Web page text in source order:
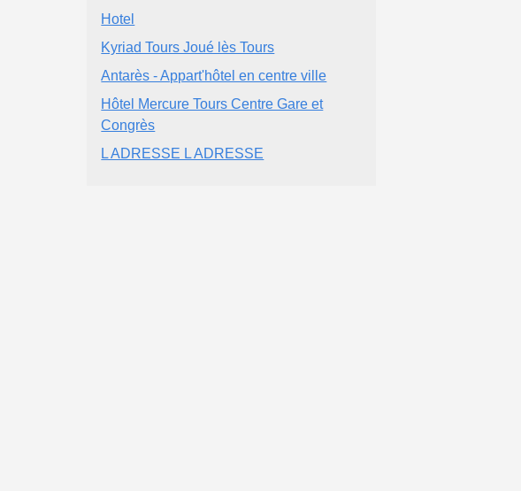
Hotel
Kyriad Tours Joué lès Tours
Antarès - Appart'hôtel en centre ville
Hôtel Mercure Tours Centre Gare et
Congrès
L ADRESSE L ADRESSE